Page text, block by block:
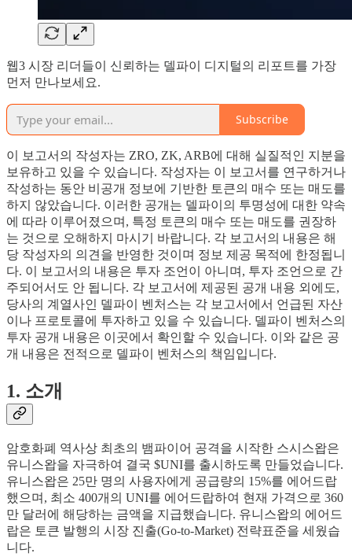
웹3 시장 리더들이 신뢰하는 델파이 디지털의 리포트를 가장
먼저 만나보세요.
Subscribe
이 보고서의 작성자는 ZRO, ZK, ARB에 대해 실질적인 지분을
보유하고 있을 수 있습니다. 작성자는 이 보고서를 연구하거나
작성하는 동안 비공개 정보에 기반한 토큰의 매수 또는 매도를
하지 않았습니다. 이러한 공개는 델파이의 투명성에 대한 약속
에 따라 이루어졌으며, 특정 토큰의 매수 또는 매도를 권장하
는 것으로 오해하지 마시기 바랍니다. 각 보고서의 내용은 해
당 작성자의 의견을 반영한 것이며 정보 제공 목적에 한정됩니
다. 이 보고서의 내용은 투자 조언이 아니며, 투자 조언으로 간
주되어서도 안 됩니다. 각 보고서에 제공된 공개 내용 외에도,
당사의 계열사인 델파이 벤처스는 각 보고서에서 언급된 자산
이나 프로토콜에 투자하고 있을 수 있습니다. 델파이 벤처스의
투자 공개 내용은 이곳에서 확인할 수 있습니다. 이와 같은 공
개 내용은 전적으로 델파이 벤처스의 책임입니다.
1. 소개
암호화폐 역사상 최초의 뱀파이어 공격을 시작한 스시스왑은
유니스왑을 자극하여 결국 $UNI를 출시하도록 만들었습니다.
유니스왑은 25만 명의 사용자에게 공급량의 15%를 에어드랍
했으며, 최소 400개의 UNI를 에어드랍하여 현재 가격으로 360
만 달러에 해당하는 금액을 지급했습니다. 유니스왑의 에어드
랍은 토큰 발행의 시장 진출(Go-to-Market) 전략표준을 세웠습
니다.